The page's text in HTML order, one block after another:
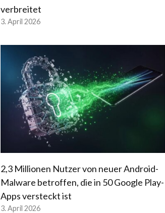
verbreitet
3. April 2026
2,3 Millionen Nutzer von neuer Android-
Malware betroffen, die in 50 Google Play-
Apps versteckt ist
3. April 2026